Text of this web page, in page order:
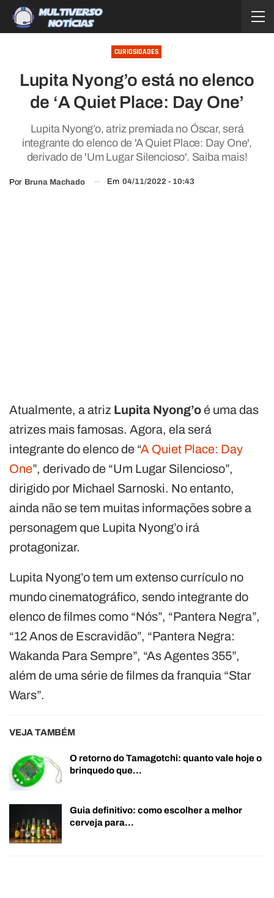
CURIOSIDADES
Lupita Nyong’o está no elenco
de ‘A Quiet Place: Day One’
Lupita Nyong’o, atriz premiada no Óscar, será
integrante do elenco de 'A Quiet Place: Day One',
derivado de 'Um Lugar Silencioso'. Saiba mais!
Por Bruna Machado Em 04/11/2022 - 10:43
Atualmente, a atriz Lupita Nyong’oé uma das
atrizes mais famosas. Agora, ela será
integrante do elenco de “A Quiet Place: Day
One”, derivado de “Um Lugar Silencioso”,
dirigido por Michael Sarnoski. No entanto,
ainda não se tem muitas informações sobre a
personagem que Lupita Nyong’o irá
protagonizar.
Lupita Nyong’o tem um extenso currículo no
mundo cinematográfico, sendo integrante do
elenco de filmes como “Nós”, “Pantera Negra”,
“12 Anos de Escravidão”, “Pantera Negra:
Wakanda Para Sempre”, “As Agentes 355”,
além de uma série de filmes da franquia “Star
Wars”.
VEJA TAMBÉM
O retorno do Tamagotchi: quanto vale hoje o
brinquedo que…
Guia definitivo: como escolher a melhor
cerveja para…